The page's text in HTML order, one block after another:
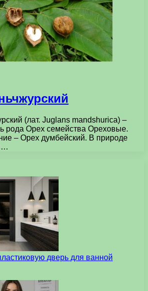
(лат. Juglans mandshurica) –
рода Орех семейства Ореховые.
– Орех думбейский. В природе
дверь для ванной